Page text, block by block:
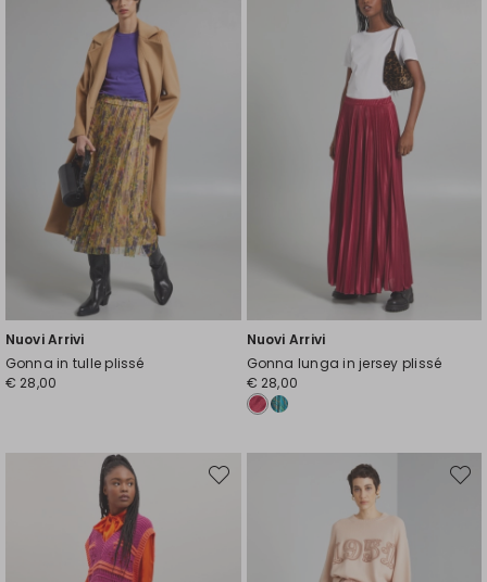
Nuovi Arrivi
Gonna in tulle plissé
€ 28,00
Nuovi Arrivi
Gonna lunga in jersey plissé
€ 28,00
Sposta